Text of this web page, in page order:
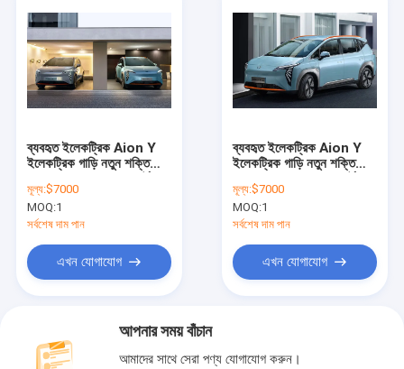
ব্যবহৃত ইলেকট্রিক Aion Y
ইলেকট্রিক গাড়ি নতুন শক্তি
গাড়ি
মূল্য:$7000
MOQ:1
সর্বশেষ দাম পান
এখন যোগাযোগ
ব্যবহৃত ইলেকট্রিক Aion Y
ইলেকট্রিক গাড়ি নতুন শক্তি
গাড়ি
মূল্য:$7000
MOQ:1
সর্বশেষ দাম পান
এখন যোগাযোগ
আপনার সময় বাঁচান
আমাদের সাথে সেরা পণ্য যোগাযোগ করুন।